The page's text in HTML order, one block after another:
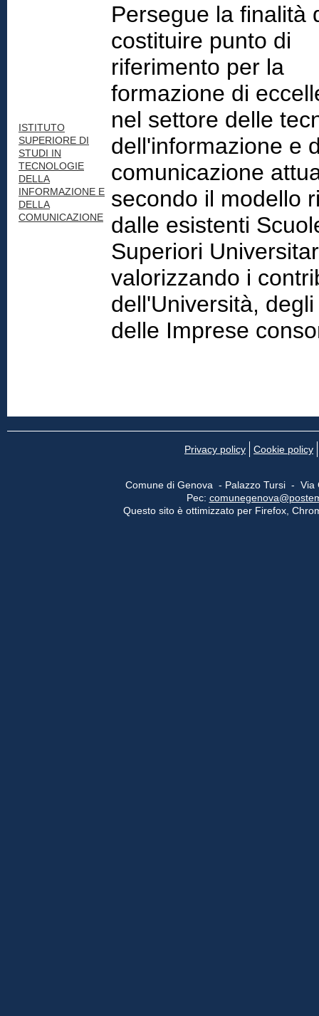
ISTITUTO
SUPERIORE DI
STUDI IN
TECNOLOGIE
DELLA
INFORMAZIONE E
DELLA
COMUNICAZIONE
Persegue la finalità
costituire punto di
riferimento per la
formazione di
nel settore delle
dell'informazione e
comunicazione
secondo il modello
dalle esistenti
Superiori
valorizzando i
dell'Università,
delle Imprese
Privacy policy Cookie policy
Comune di Genova - Palazzo Tursi -
Pec:
Questo sito è ottimizzato per Firefox,